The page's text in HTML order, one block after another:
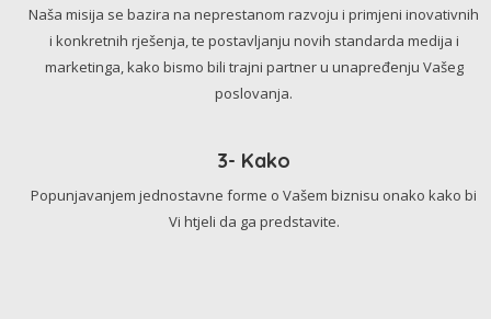
Naša misija se bazira na neprestanom razvoju i primjeni inovativnih
i konkretnih rješenja, te postavljanju novih standarda medija i
marketinga, kako bismo bili trajni partner u unapređenju Vašeg
poslovanja.
3- Kako
Popunjavanjem jednostavne forme o Vašem biznisu onako kako bi
Vi htjeli da ga predstavite.